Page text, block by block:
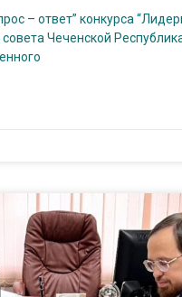
– ответ” конкурса
Чеченской